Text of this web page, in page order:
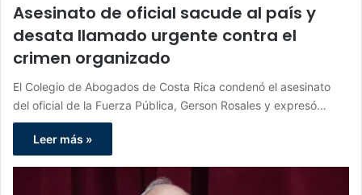
Asesinato de oficial sacude al país y
desata llamado urgente contra el
crimen organizado
El Colegio de Abogados de Costa Rica condenó el asesinato
del oficial de la Fuerza Pública, Gerson Rosales y expresó…
Leer más »